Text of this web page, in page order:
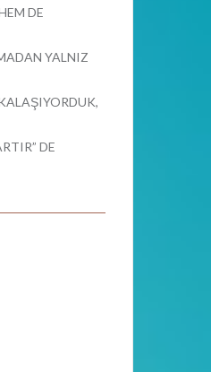
DE
YALNIZ
DE